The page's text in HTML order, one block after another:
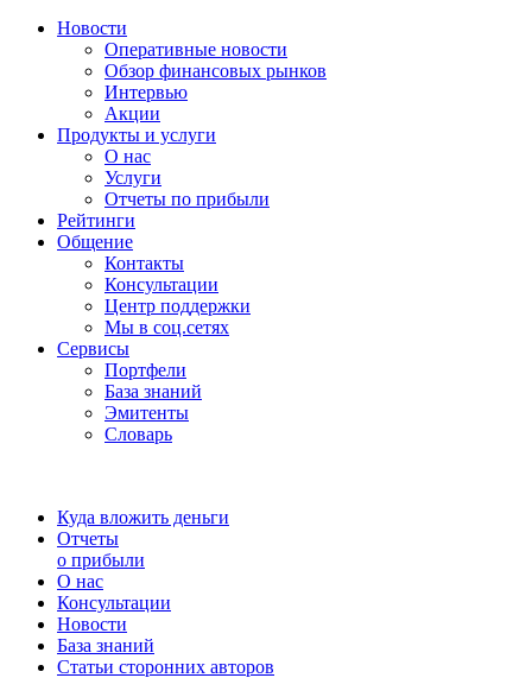
Новости
Оперативные новости
Обзор финансовых рынков
Интервью
Акции
Продукты и услуги
О нас
Услуги
Отчеты по прибыли
Рейтинги
Общение
Контакты
Консультации
Центр поддержки
Мы в соц.сетях
Сервисы
Портфели
База знаний
Эмитенты
Словарь
Куда вложить деньги
Отчеты
о прибыли
О нас
Консультации
Новости
База знаний
Статьи сторонних авторов